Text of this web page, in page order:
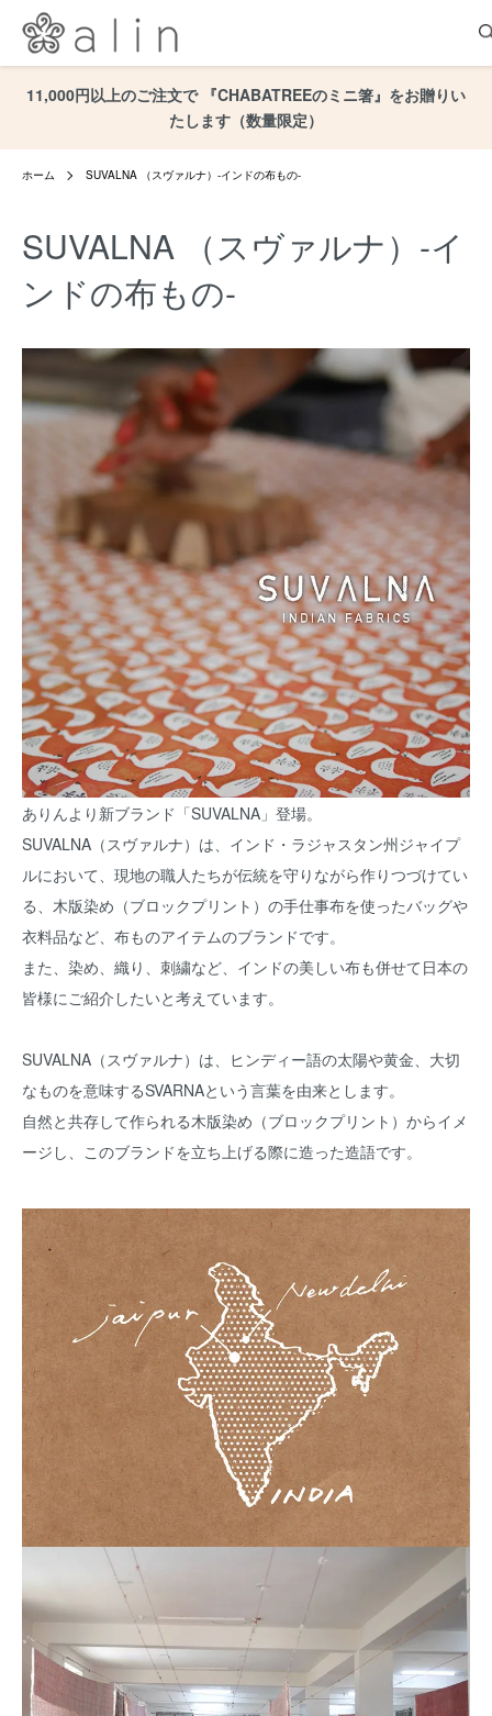
11,000円以上のご注文で 『CHABATREEのミニ箸』をお贈りい
たします（数量限定）
ホーム SUVALNA （スヴァルナ）-インドの布もの-
SUVALNA （スヴァルナ）-イ
ンドの布もの-
ありんより新ブランド「SUVALNA」登場。
SUVALNA（スヴァルナ）は、インド・ラジャスタン州ジャイプ
ルにおいて、現地の職人たちが伝統を守りながら作りつづけてい
る、木版染め（ブロックプリント）の手仕事布を使ったバッグや
衣料品など、布ものアイテムのブランドです。
また、染め、織り、刺繍など、インドの美しい布も併せて日本の
皆様にご紹介したいと考えています。
SUVALNA（スヴァルナ）は、ヒンディー語の太陽や黄金、大切
なものを意味するSVARNAという言葉を由来とします。
自然と共存して作られる木版染め（ブロックプリント）からイメ
ージし、このブランドを立ち上げる際に造った造語です。